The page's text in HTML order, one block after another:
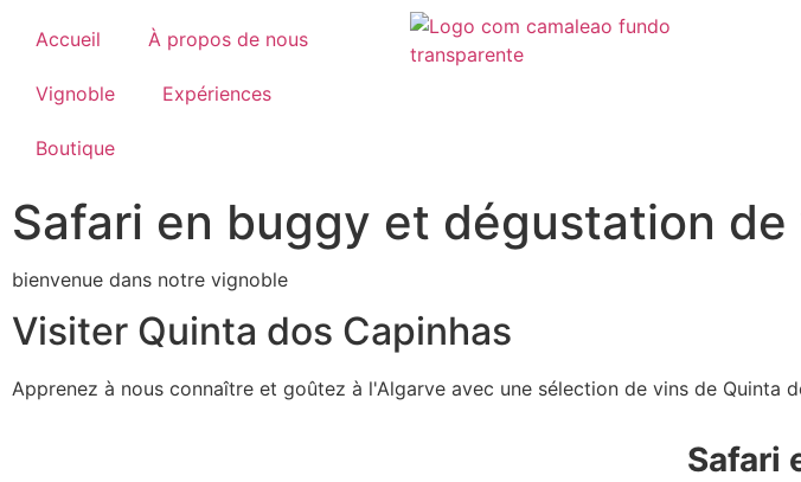
Accueil À propos de nous
Vignoble Expériences
Boutique
Safari en buggy et dégustation de
bienvenue dans notre vignoble
Visiter Quinta dos Capinhas
Apprenez à nous connaître et goûtez à l'Algarve avec une sélection de vins de Quinta
Safari